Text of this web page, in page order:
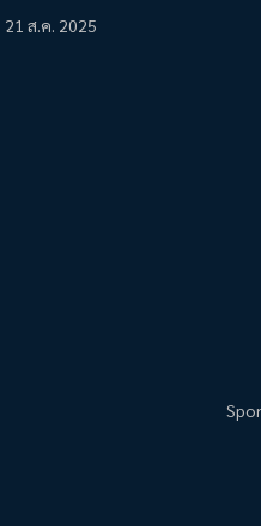
21 ส.ค. 2025